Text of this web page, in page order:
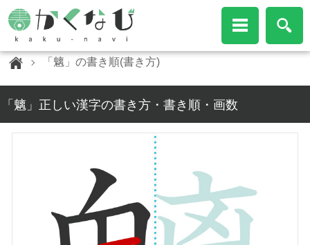
「魑」の書き順(書き方)
「魑」正しい漢字の書き方・書き順・画数